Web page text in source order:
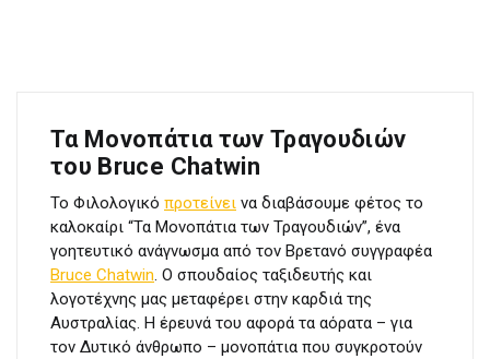
Τα Μονοπάτια των Τραγουδιών
του Bruce Chatwin
Το Φιλολογικό προτείνει να διαβάσουμε φέτος το
καλοκαίρι “Τα Μονοπάτια των Τραγουδιών”, ένα
γοητευτικό ανάγνωσμα από τον Βρετανό συγγραφέα
Bruce Chatwin. Ο σπουδαίος ταξιδευτής και
λογοτέχνης μας μεταφέρει στην καρδιά της
Αυστραλίας. Η έρευνά του αφορά τα αόρατα – για
τον Δυτικό άνθρωπο – μονοπάτια που συγκροτούν